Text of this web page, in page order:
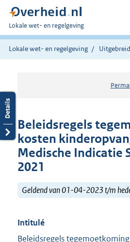
U
bent
hier:
Lokale wet- en regelgeving
Lokale wet- en regelgeving
Beleidsregels
kosten
Medische Indicatie
2021
Geldend van 01-04-2023 t/m
Intitulé
Beleidsregels